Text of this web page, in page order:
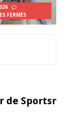
FERMÉS
de